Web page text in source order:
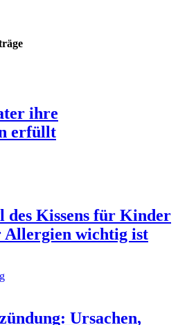
ihre
erfüllt
des Kissens für Kinder
Allergien wichtig ist
Ursachen,